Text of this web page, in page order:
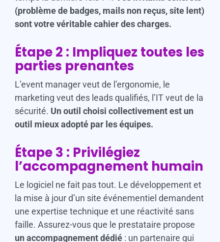
(problème de badges, mails non reçus, site lent)
sont votre véritable cahier des charges.
Étape 2 : Impliquez toutes les
parties prenantes
L’event manager veut de l’ergonomie, le
marketing veut des leads qualifiés, l’IT veut de la
sécurité. Un outil choisi collectivement est un
outil mieux adopté par les équipes.
Étape 3 : Privilégiez
l’accompagnement humain
Le logiciel ne fait pas tout. Le développement et
la mise à jour d’un site événementiel demandent
une expertise technique et une réactivité sans
faille. Assurez-vous que le prestataire propose
un accompagnement dédié: un partenaire qui